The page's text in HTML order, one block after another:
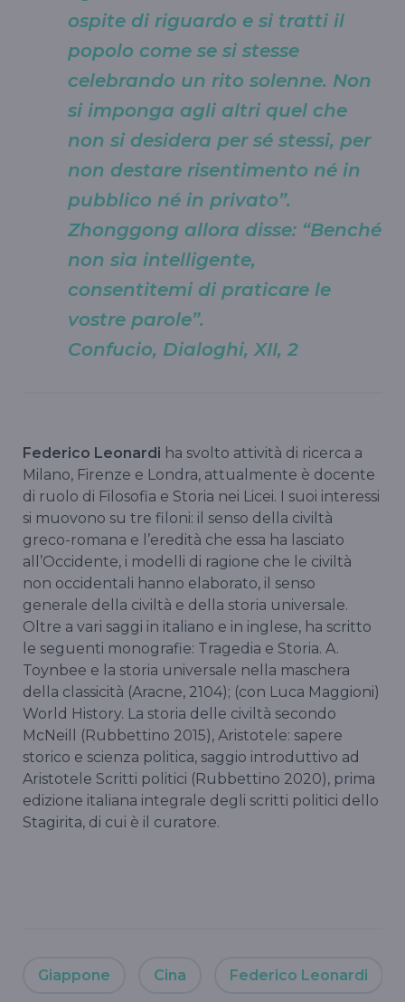
ospite di riguardo e si tratti il
popolo come se si stesse
celebrando un rito solenne. Non
si imponga agli altri quel che
non si desidera per sé stessi, per
non destare risentimento né in
pubblico né in privato”.
Zhonggong allora disse: “Benché
non sia intelligente,
consentitemi di praticare le
vostre parole”.
Confucio, Dialoghi, XII, 2
Federico Leonardi ha svolto attività di ricerca a
Milano, Firenze e Londra, attualmente è docente
di ruolo di Filosofia e Storia nei Licei. I suoi interessi
si muovono su tre filoni: il senso della civiltà
greco-romana e l’eredità che essa ha lasciato
all’Occidente, i modelli di ragione che le civiltà
non occidentali hanno elaborato, il senso
generale della civiltà e della storia universale.
Oltre a vari saggi in italiano e in inglese, ha scritto
le seguenti monografie: Tragedia e Storia. A.
Toynbee e la storia universale nella maschera
della classicità (Aracne, 2104); (con Luca Maggioni)
World History. La storia delle civiltà secondo
McNeill (Rubbettino 2015), Aristotele: sapere
storico e scienza politica, saggio introduttivo ad
Aristotele Scritti politici (Rubbettino 2020), prima
edizione italiana integrale degli scritti politici dello
Stagirita, di cui è il curatore.
Giappone Cina Federico Leonardi